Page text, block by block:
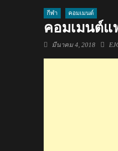
กีฬา คอมเมนต์
คอมเมนต์แ
Posted
มีนาคม 4, 2018